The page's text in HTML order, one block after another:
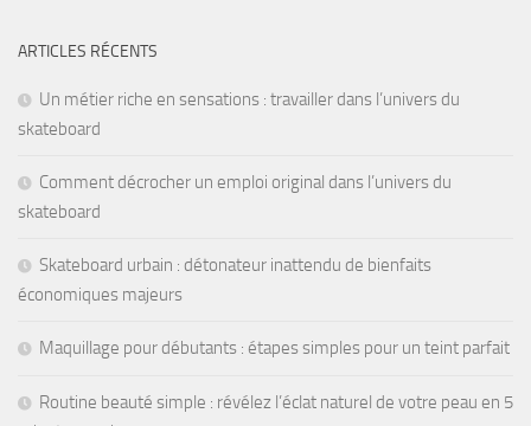
ARTICLES RÉCENTS
Un métier riche en sensations : travailler dans l’univers du
skateboard
Comment décrocher un emploi original dans l’univers du
skateboard
Skateboard urbain : détonateur inattendu de bienfaits
économiques majeurs
Maquillage pour débutants : étapes simples pour un teint parfait
Routine beauté simple : révélez l’éclat naturel de votre peau en 5